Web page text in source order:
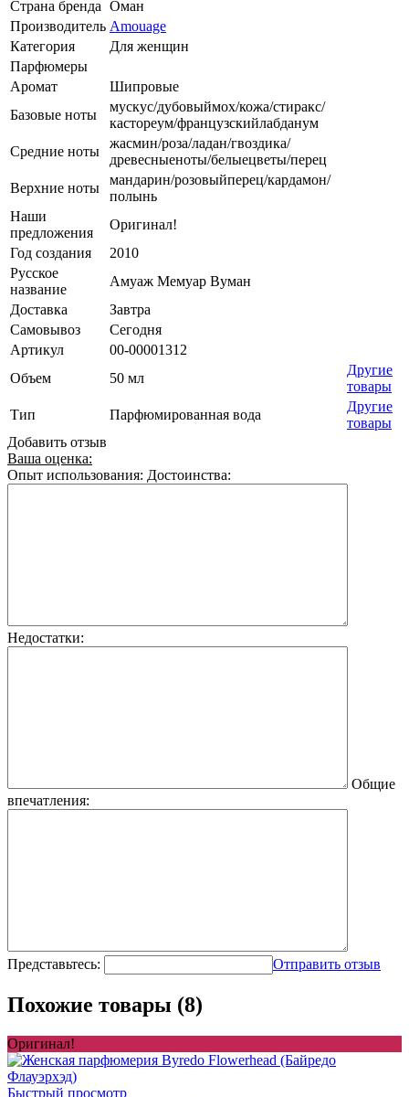
Страна бренда Оман
Производитель Amouage
Категория
Для женщин
Парфюмеры
Аромат
Шипровые
Базовые ноты
мускус/дубовыймох/кожа/стиракс/
кастореум/французскийлабданум
Средние ноты
жасмин/роза/ладан/гвоздика/
древесныеноты/белыецветы/перец
Верхние ноты
мандарин/розовыйперец/кардамон/
полынь
Наши
предложения
Оригинал!
Год создания
2010
Русское
название
Амуаж Мемуар Вуман
Доставка
Завтра
Самовывоз
Сегодня
Артикул
00-00001312
Объем
50 мл
Другие
товары
Тип
Парфюмированная вода
Другие
товары
Добавить отзыв
Ваша оценка:
Опыт использования: Достоинства:
Недостатки:
Общие
впечатления:
Представьтесь: Отправить отзыв
Похожие товары (8)
Оригинал!
Быстрый просмотр